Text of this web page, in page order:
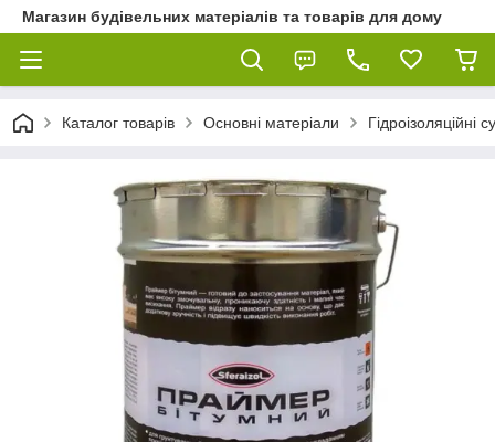
Магазин будівельних матеріалів та товарів для дому
Каталог товарів Основні матеріали Гідроізоляційні